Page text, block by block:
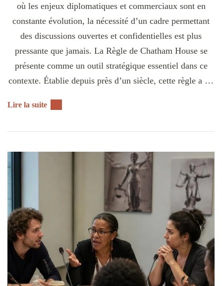
où les enjeux diplomatiques et commerciaux sont en
constante évolution, la nécessité d’un cadre permettant
des discussions ouvertes et confidentielles est plus
pressante que jamais. La Règle de Chatham House se
présente comme un outil stratégique essentiel dans ce
contexte. Établie depuis près d’un siècle, cette règle a …
Lire la suite